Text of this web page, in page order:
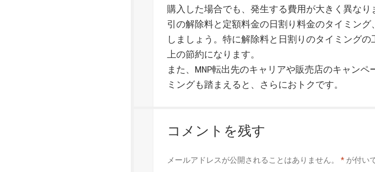
購入した場合でも、発生する費用が大きく異なり
引の解除料と定額料金の日割り料金のタイミン
しましょう。特に解除料と日割りのタイミング
上の節約になります。
また、MNP転出先のキャリアや販売店のキャンペ
ミングも踏まえると、さらにおトクです。
コメントを残す
メールアドレスが公開されることはありません。 * が付い